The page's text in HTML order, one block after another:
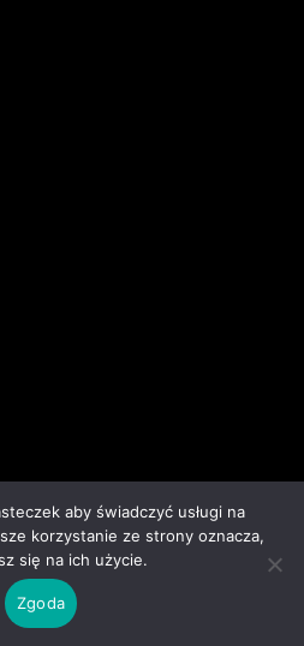
aby świadczyć usługi na
korzystanie ze strony oznacza,
się na ich użycie.
Zgoda